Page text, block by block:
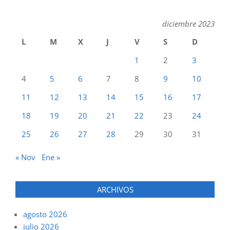
diciembre 2023
L
M X J V S
D
1
2
3
4
5 6 7 8 9
10
11
12 13 14 15 16
17
18
19 20 21 22 23
24
25
26 27 28 29 30 31
« Nov Ene »
ARCHIVOS
agosto 2026
julio 2026